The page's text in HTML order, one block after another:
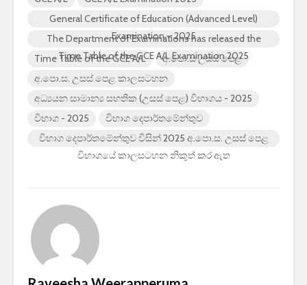
General Certificate of Education (Advanced Level)
Examination – 2025
The Department of Examinations has released the
Time Table of the GCE A/L Examination 2025
Time Table of the GCE A/L
අ.පො.ස උසස් පෙළ
අ.පො.ස. උසස් පෙළ කාලසටහන
අධ්‍යයන සාමාන්‍ය සහතික (උසස් පෙළ) විභාගය - 2025
විභාග - 2025
විභාග දෙපාර්තමේන්තුව
විභාග දෙපාර්තමේන්තුව විසින් 2025 අ.පො.ස. උසස් පෙළ
විභාගයේ කාලසටහන නිකුත් කර ඇත